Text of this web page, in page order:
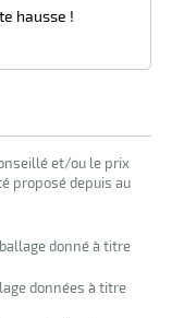
hausse !
et/ou le prix
proposé depuis au
donné à titre
données à titre